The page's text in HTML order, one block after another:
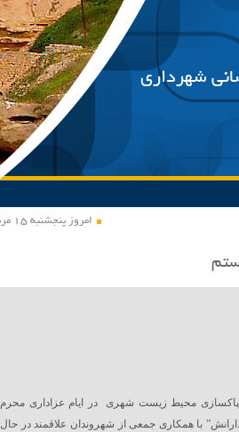
شهرداری
امروز پنجشنبه ۱۵ مرداد ۱۴۰۵
محیط زیست شهری در ایام عزاداری محرم
با همکاری جمعی از شهروندان علاقمند در حال